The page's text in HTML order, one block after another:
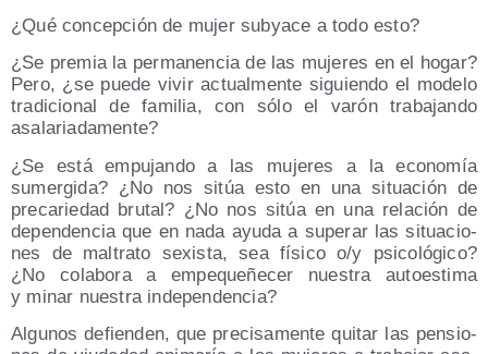
¿Qué con­cep­ción de mujer sub­ya­ce a todo esto?
¿Se pre­mia la per­ma­nen­cia de las muje­res en el hogar?
Pero, ¿se pue­de vivir actual­men­te siguien­do el mode­lo
tra­di­cio­nal de fami­lia, con sólo el varón tra­ba­jan­do
asalariadamente?
¿Se está empu­jan­do a las muje­res a la eco­no­mía
sumer­gi­da? ¿No nos sitúa esto en una situa­ción de
pre­ca­rie­dad bru­tal? ¿No nos sitúa en una rela­ción de
depen­den­cia que en nada ayu­da a supe­rar las situa­cio­
nes de mal­tra­to sexis­ta, sea físi­co o/​y psi­co­ló­gi­co?
¿No cola­bo­ra a empe­que­ñe­cer nues­tra auto­es­ti­ma
y minar nues­tra independencia?
Algu­nos defien­den, que pre­ci­sa­men­te qui­tar las pen­sio­